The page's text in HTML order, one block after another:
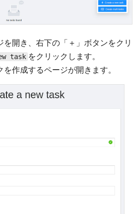
を開き、右下の「＋」ボタンをクリ
task をクリックします。
作成するページが開きます。